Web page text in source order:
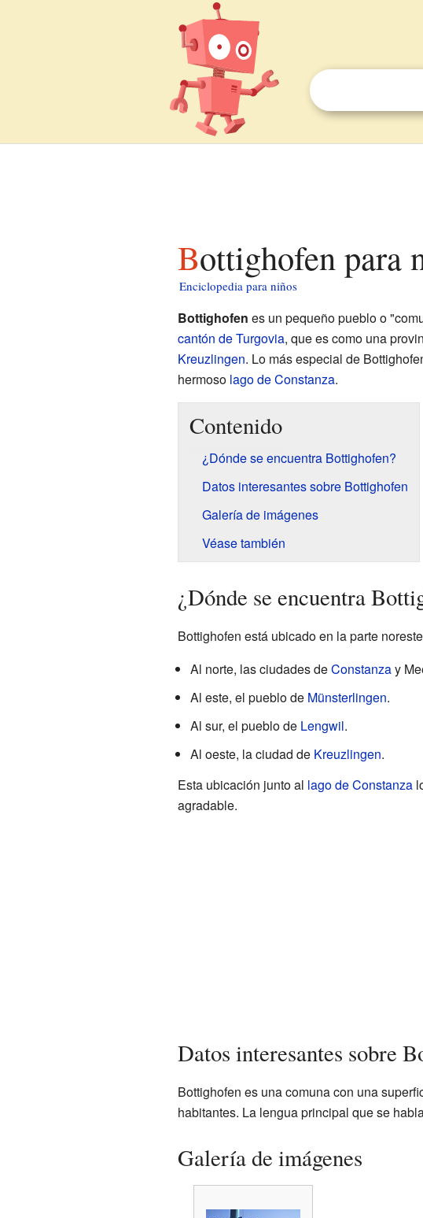
Bottighofen para
Enciclopedia para niños
Bottighofen es un pequeño pueblo o
cantón de Turgovia, que es como una
Kreuzlingen. Lo más especial de
hermoso lago de Constanza.
Contenido
¿Dónde se encuentra Bottighofen?
Datos interesantes sobre Bottighofen
Galería de imágenes
Véase también
¿Dónde se encuentra
Bottighofen está ubicado en la parte
Al norte, las ciudades deConstanzay
Al este, el pueblo de Münsterlingen.
Al sur, el pueblo de Lengwil.
Al oeste, la ciudad de Kreuzlingen.
Esta ubicación junto al lago de Constanza
agradable.
Datos interesantes sobre
Bottighofen es una comuna con una
habitantes. La lengua principal que se
Galería de imágenes